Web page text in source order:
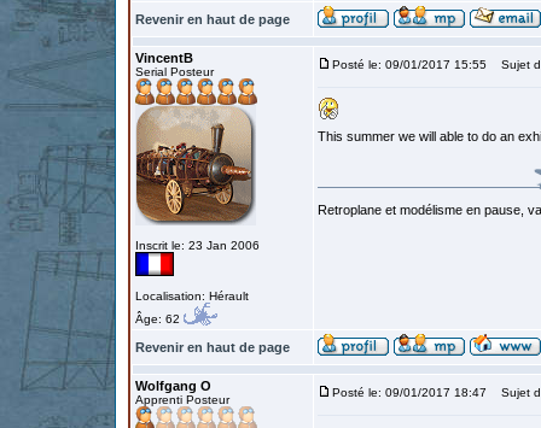
Revenir en haut de page
VincentB
Serial Posteur
Inscrit le: 23 Jan 2006
Localisation: Hérault
Âge: 62
Posté le: 09/01/2017 15:55 Sujet
This summer we will able to do an
Retroplane et modélisme en pause,
Revenir en haut de page
Wolfgang O
Apprenti Posteur
Posté le: 09/01/2017 18:47 Sujet